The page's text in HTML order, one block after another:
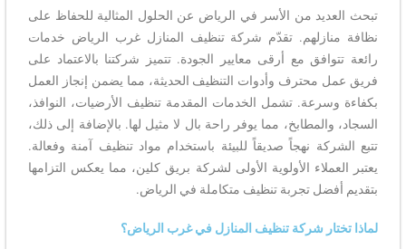
تبحث العديد من الأسر في الرياض عن الحلول المثالية للحفاظ على
نظافة منازلهم. تقدّم شركة تنظيف المنازل غرب الرياض خدمات
رائعة تتوافق مع أرقى معايير الجودة. تتميز شركتنا بالاعتماد على
فريق عمل محترف وأدوات التنظيف الحديثة، مما يضمن إنجاز العمل
بكفاءة وسرعة. تشمل الخدمات المقدمة تنظيف الأرضيات، النوافذ،
السجاد، والمطابخ، مما يوفر راحة بال لا مثيل لها. بالإضافة إلى ذلك،
تتبع الشركة نهجاً صديقاً للبيئة باستخدام مواد تنظيف آمنة وفعالة.
يعتبر العملاء الأولوية الأولى لشركة بريق كلين، مما يعكس التزامها
بتقديم أفضل تجربة تنظيف متكاملة في الرياض.
لماذا تختار شركة تنظيف المنازل في غرب الرياض؟